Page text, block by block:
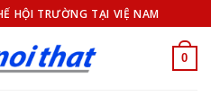
HỘI TRƯỜNG TẠI VIỆ NAM
0